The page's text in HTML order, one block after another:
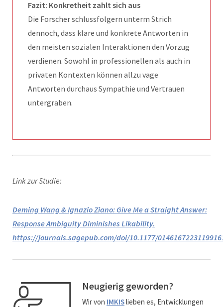
Fazit: Konkretheit zahlt sich aus
Die Forscher schlussfolgern unterm Strich
dennoch, dass klare und konkrete Antworten in
den meisten sozialen Interaktionen den Vorzug
verdienen. Sowohl in professionellen als auch in
privaten Kontexten können allzu vage
Antworten durchaus Sympathie und Vertrauen
untergraben.
Link zur Studie:
Deming Wang & Ignazio Ziano: Give Me a Straight Answer:
Response Ambiguity Diminishes Likability.
https://journals.sagepub.com/doi/10.1177/
Neugierig geworden?
Wir von IMKISlieben es, Entwicklungen